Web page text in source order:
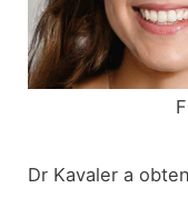
:
Dr Kavaler a